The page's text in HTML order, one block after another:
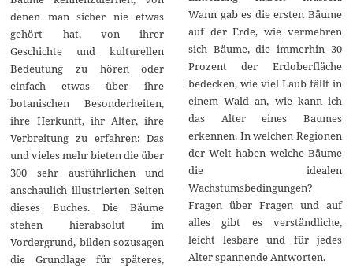
denen man sicher nie etwas
gehört hat, von ihrer
Geschichte und kulturellen
Bedeutung zu hören oder
einfach etwas über ihre
botanischen Besonderheiten,
ihre Herkunft, ihr Alter, ihre
Verbreitung zu erfahren: Das
und vieles mehr bieten die über
300 sehr ausführlichen und
anschaulich illustrierten Seiten
dieses Buches. Die Bäume
stehen hierabsolut im
Vordergrund, bilden sozusagen
die Grundlage für späteres,
Wann gab es die ersten Bäume
auf der Erde, wie vermehren
sich Bäume, die immerhin 30
Prozent der Erdoberfläche
bedecken, wie viel Laub fällt in
einem Wald an, wie kann ich
das Alter eines Baumes
erkennen. In welchen Regionen
der Welt haben welche Bäume
die idealen
Wachstumsbedingungen?
Fragen über Fragen und auf
alles gibt es verständliche,
leicht lesbare und für jedes
Alter spannende Antworten.